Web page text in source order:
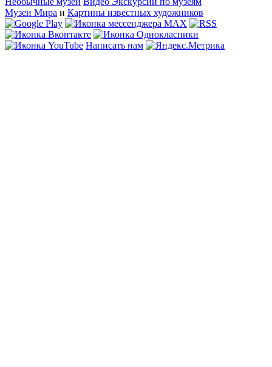
Музеи Мира и Картины известных художников
Написать нам